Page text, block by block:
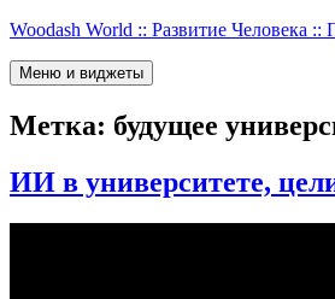
Перейти
содержимому
Woodash World :: Развитие Человека ::
Меню и виджеты
Метка: будущее
ИИ в университете,